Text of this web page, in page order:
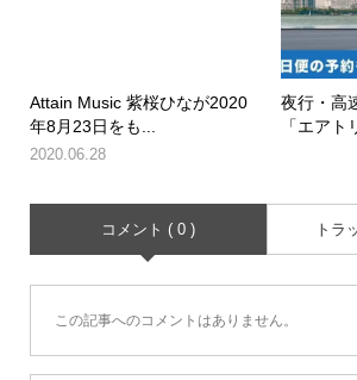
Attain Music 紫桜ひなが2020
年8月23日をも...
2020.06.28
夜行・高
「エアト
コメント ( 0 ) トラ
この記事へのコメントはありません。